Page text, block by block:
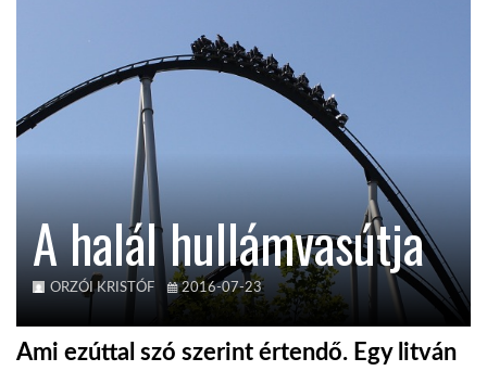
KÖZEL-KELET
A VILÁG ITTHON
A halál hullámvasútja
ORZÓI KRISTÓF 2016-07-23
Ami ezúttal szó szerint értendő. Egy litván